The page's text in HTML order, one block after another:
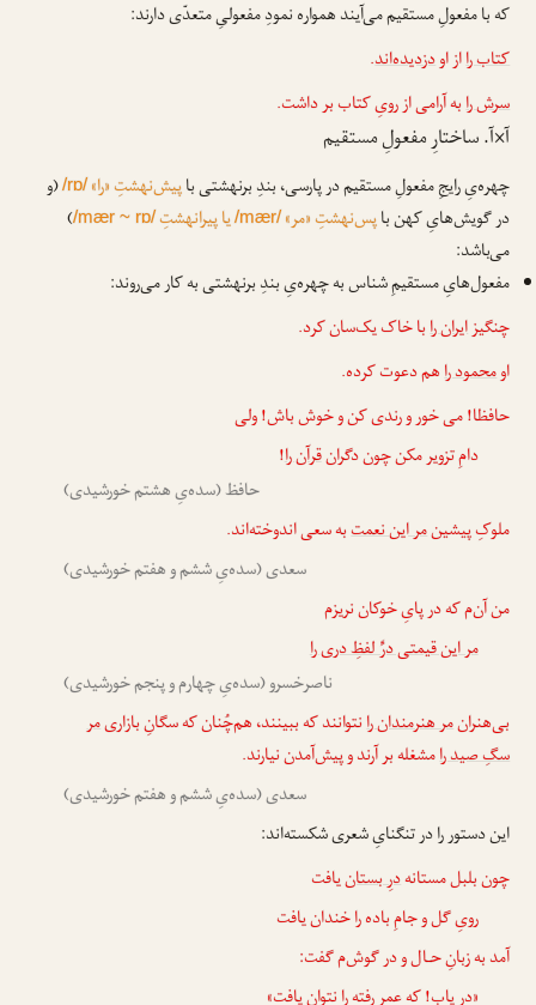
که با مفعولِ مستقیم می‌آیند همواره نمودِ مفعولیِ متعدّی دارند:
کتاب رااز اودزدیده‌اند.
سرش رابه آرامی از رویِ کتاب بر داشت.
آ×آ. ساختارِ مفعولِ مستقیم
چهره‌یِ رایجِ مفعولِ مستقیم در پارسی، بندِ برنهشتی باپیش‌نهشتِ «را»/rɒ/(و
در گویش‌هایِ کهن باپس‌نهشتِ «مر»/mær/یا پیرانهشتِ/mær ~ rɒ/
)
می‌باشد:
مفعول‌هایِ مستقیمِ شناس به چهره‌یِ بندِ برنهشتی به کار می‌روند:
چنگیزایران رابا خاک یک‌سان کرد.
اومحمود راهم دعوت کرده.
حافظا! می خور و رندی کن و خوش باش! ولی
دامِ تزویر مکن چون دگرانقرآن را!
حافظ (سده‌یِ هشتم خورشیدی)
ملوکِ پیشینمر این نعمتبه سعی اندوخته‌اند.
سعدی (سده‌یِ ششم و هفتم خورشیدی)
من آن‌م که در پایِ خوکان نریزم
مر این قیمتی درِّ لفظِ دری را
ناصرخسرو (سده‌یِ چهارم و پنجم خورشیدی)
بی‌هنرانمر هنرمندان رانتوانند که ببینند، هم‌چُنان که سگانِ بازاریمر
سگِ صید رامشغله بر آرند و پیش‌آمدن نیارند.
سعدی (سده‌یِ ششم و هفتم خورشیدی)
این دستور را در تنگنایِ شعری شکسته‌اند:
چون بلبل مستانهدرِ بستانیافت
رویِ گل و جامِ باده را خندان یافت
آمد به زبانِ حـال و در گوش‌م گفت: